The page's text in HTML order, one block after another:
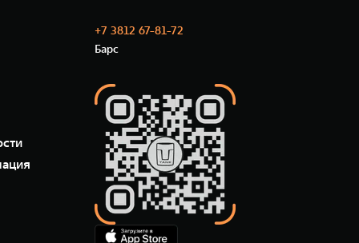
+7 3812 67-81-72
Барс